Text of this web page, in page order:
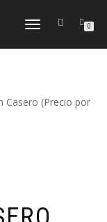
CAMBIAR
0
Casero (Precio por